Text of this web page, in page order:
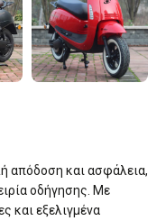
απόδοση και ασφάλεια,
οδήγησης. Με
και εξελιγμένα